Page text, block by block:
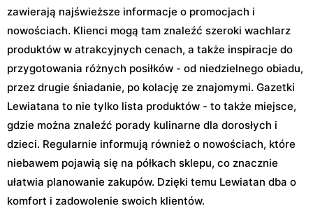
zawierają najświeższe informacje o promocjach i
nowościach. Klienci mogą tam znaleźć szeroki wachlarz
produktów w atrakcyjnych cenach, a także inspiracje do
przygotowania różnych posiłków - od niedzielnego obiadu,
przez drugie śniadanie, po kolację ze znajomymi. Gazetki
Lewiatana to nie tylko lista produktów - to także miejsce,
gdzie można znaleźć porady kulinarne dla dorosłych i
dzieci. Regularnie informują również o nowościach, które
niebawem pojawią się na półkach sklepu, co znacznie
ułatwia planowanie zakupów. Dzięki temu Lewiatan dba o
komfort i zadowolenie swoich klientów.